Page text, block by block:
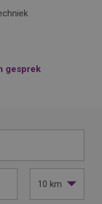
gesprek
10 km